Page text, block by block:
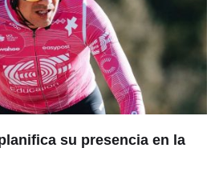
su presencia en la